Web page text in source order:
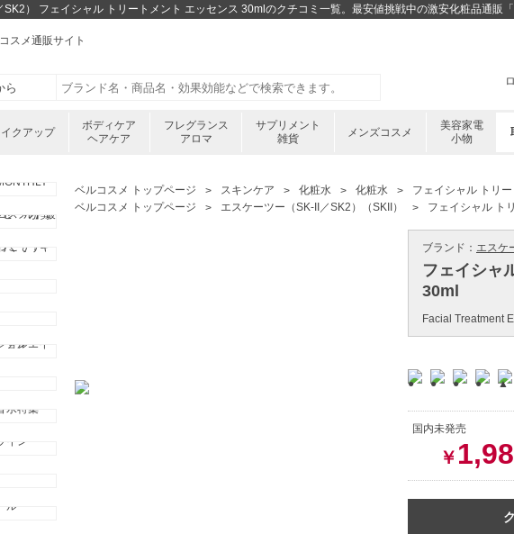
SK2） フェイシャル トリートメント エッセンス 30mlのクチコミ一覧。最安値挑戦中の激安化粧品通販「
スメ通販サイト
イクアップ
ボディケア
ヘアケア
フレグランス
アロマ
サプリメント
雑貨
メンズコスメ
美容家電
小物
ベルコスメ トップページ スキンケア 化粧水 化粧水
フェイシャル トリ
ベルコスメ トップページ
エスケーツー（SK-II／SK2）（SKII） フェイシャル ト
ブランド： エスケ
フェイシャ
30ml
Facial Treatment
国内未発売
￥